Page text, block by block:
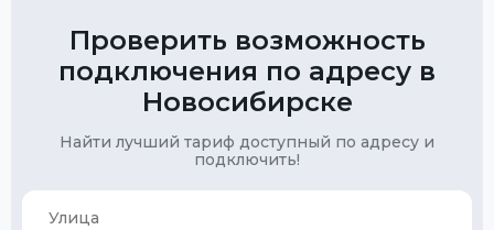
Проверить возможность
подключения по адресу в
Новосибирске
Найти лучший тариф доступный по адресу и
подключить!